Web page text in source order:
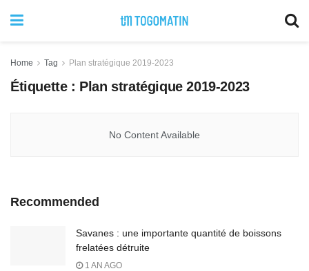
Home Tag Plan stratégique 2019-2023
Étiquette : Plan stratégique 2019-2023
No Content Available
Recommended
Savanes : une importante quantité de boissons
frelatées détruite
1 AN AGO